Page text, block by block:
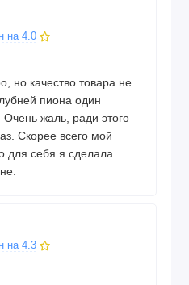
на 4.0
но качество товара не
пиона один
жаль, ради этого
Скорее всего мой
для себя я сделала
на 4.3